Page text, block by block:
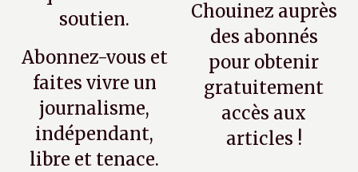
soutien.
Abonnez-vous et
faites vivre un
journalisme,
indépendant,
libre et tenace.
Chouinez auprès
des abonnés
pour obtenir
gratuitement
accès aux
articles !